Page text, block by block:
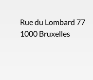
Rue du Lombard 77
1000 Bruxelles